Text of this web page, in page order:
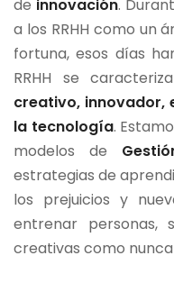
de innovación.
a los RRHH como un
fortuna, esos días
RRHH se
creativo, innovador,
la tecnología.
modelos de
estrategias de
los prejuicios y
entrenar personas,
creativas como